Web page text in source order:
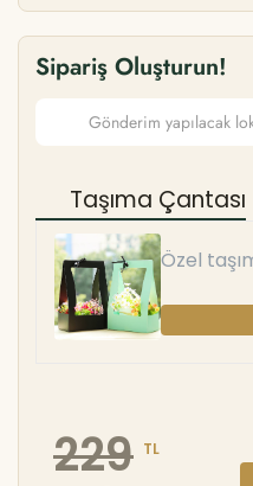
Sipariş Oluşturun!
Taşıma Çantası
Özel
229 TL